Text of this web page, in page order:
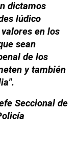
dictamos
lúdico
en los
sean
de los
y también
Seccional de